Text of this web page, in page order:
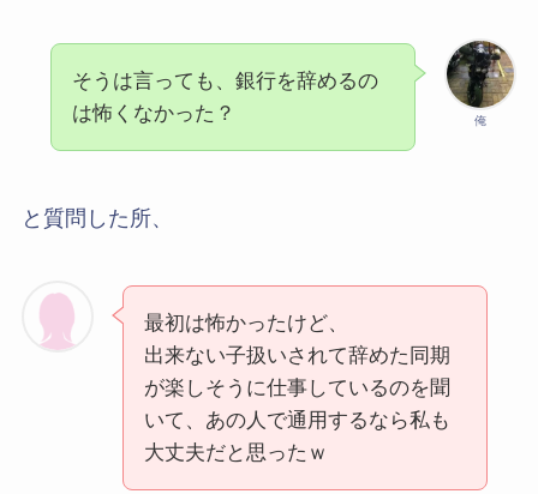
俺
そうは言っても、銀行を辞めるの
は怖くなかった？
と質問した所、
最初は怖かったけど、
出来ない子扱いされて辞めた同期
が楽しそうに仕事しているのを聞
いて、あの人で通用するなら私も
大丈夫だと思ったｗ